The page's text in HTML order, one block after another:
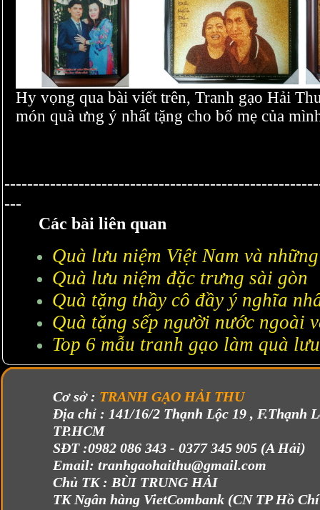
Hy vọng qua bài viết trên, Tranh gạo Hải
món quà ưng ý nhất tặng cho bố mẹ của
---
Các bài liên quan
Quà lưu niệm Việt Nam và
Quà lưu niệm đặc trưng sài gòn
Quà tặng thầy cô đầy ý nghĩa
Quà tặng sếp người nước ngoài
Top 6 mẫu tranh gạo làm quà
Cơ sở : TRANH GẠO HẢI THU
Địa chỉ : 141/16/2 Thạnh Lộc 19 , F.Thạnh
TP.HCM
SĐT :0982 086 343 - 0377 345 905 (A Hải)
Email: tranhgaohaithu@gmail.com
Chủ TK : BÙI TRUNG HẢI
TK Ngân hàng VietCombank (CN TP Hồ